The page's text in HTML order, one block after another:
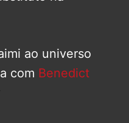
ao universo
com Benedict